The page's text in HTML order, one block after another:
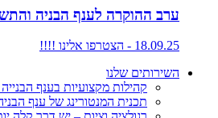
ערב ההוקרה לענף הבניה
18.09.25 - הצטרפו אלינו !!!!
השירותים שלנו
קהילות מקצועיות בענף
תכנית המנטורינג של ענף